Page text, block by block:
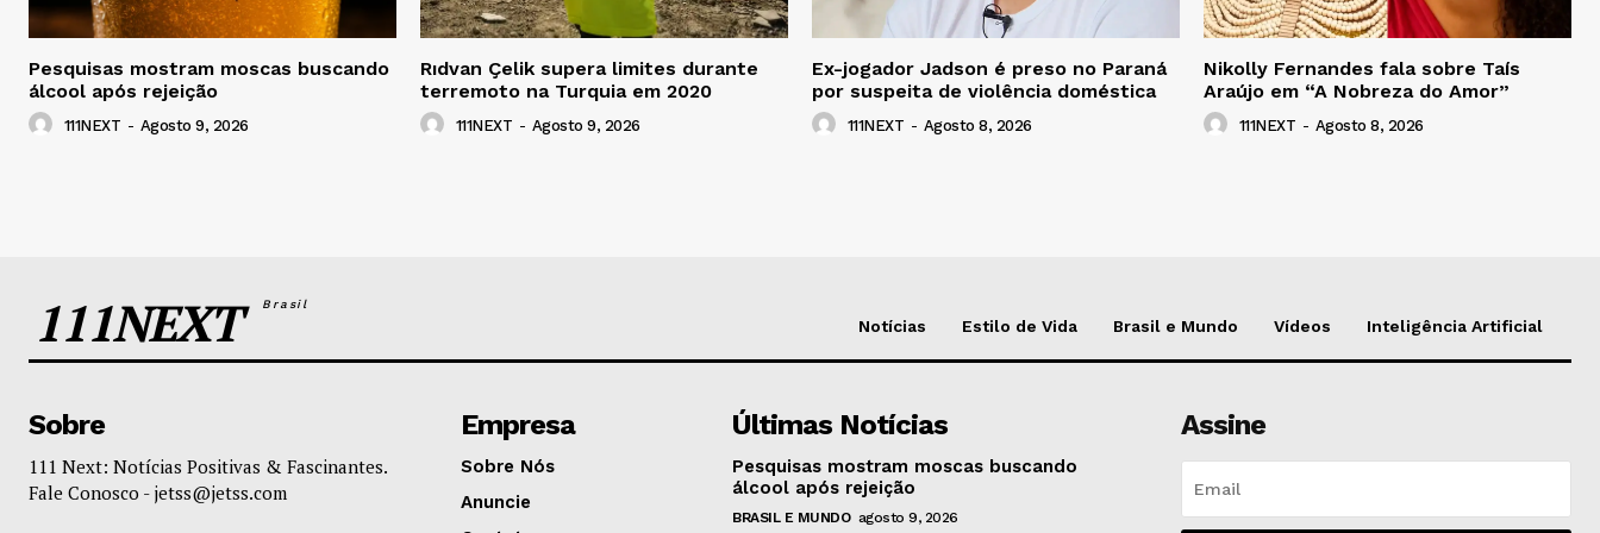
Pesquisas mostram moscas buscando
álcool após rejeição
111NEXT - Agosto 9, 2026
Rıdvan Çelik supera limites durante
terremoto na Turquia em 2020
111NEXT - Agosto 9, 2026
Ex-jogador Jadson é preso no Paraná
por suspeita de violência doméstica
111NEXT - Agosto 8, 2026
Nikolly Fernandes fala sobre Taís
Araújo em “A Nobreza do Amor”
111NEXT - Agosto 8, 2026
111NEXTBrasil
Notícias Estilo de Vida Brasil e Mundo Vídeos Inteligência Artificial
Sobre
111 Next: Notícias Positivas & Fascinantes.
Fale Conosco - jetss@jetss.com
Empresa
Sobre Nós
Anuncie
Últimas Notícias
Pesquisas mostram moscas buscando
álcool após rejeição
BRASIL E MUNDO agosto 9, 2026
Assine